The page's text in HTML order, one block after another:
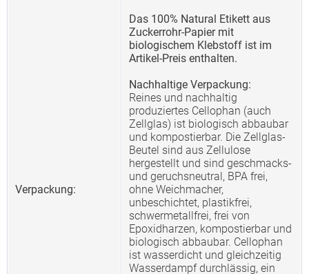
Verpackung:
Das 100% Natural Etikett aus
Zuckerrohr-Papier mit
biologischem Klebstoff ist im
Artikel-Preis enthalten.
Nachhaltige Verpackung:
Reines und nachhaltig
produziertes Cellophan (auch
Zellglas) ist biologisch abbaubar
und kompostierbar. Die Zellglas-
Beutel sind aus Zellulose
hergestellt und sind geschmacks-
und geruchsneutral, BPA frei,
ohne Weichmacher,
unbeschichtet, plastikfrei,
schwermetallfrei, frei von
Epoxidharzen, kompostierbar und
biologisch abbaubar. Cellophan
ist wasserdicht und gleichzeitig
Wasserdampf durchlässig, ein